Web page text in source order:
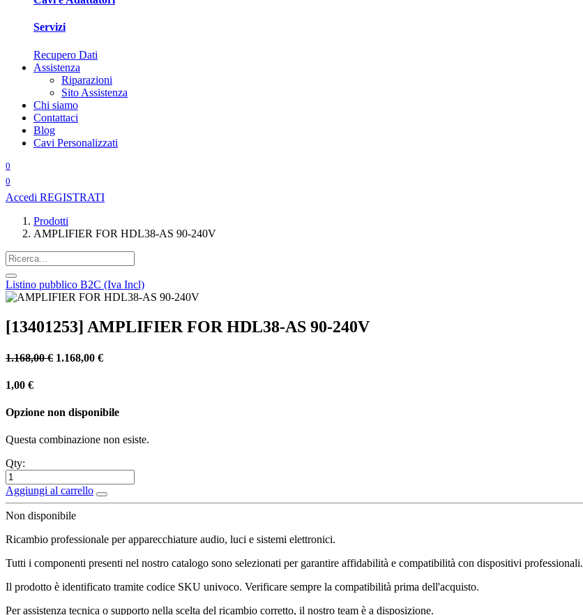
Servizi
Recupero Dati
Assistenza
Riparazioni
Sito Assistenza
Chi siamo
Contattaci
Blog
Cavi Personalizzati
0
0
Accedi REGISTRATI
Prodotti
AMPLIFIER FOR HDL38-AS 90-240V
Listino pubblico B2C (Iva Incl)
[13401253] AMPLIFIER FOR HDL38-AS 90-240V
1.168,00€ 1.168,00 €
1,00 €
Opzione non disponibile
Questa combinazione non esiste.
Qty:
Aggiungi al carrello
Non disponibile
Ricambio professionale per apparecchiature audio, luci e sistemi elettronici.
Tutti i componenti presenti nel nostro catalogo sono selezionati per garantire affidabilità e compatibilità con dispositivi professionali.
Il prodotto è identificato tramite codice SKU univoco. Verificare sempre la compatibilità prima dell'acquisto.
Per assistenza tecnica o supporto nella scelta del ricambio corretto, il nostro team è a disposizione.